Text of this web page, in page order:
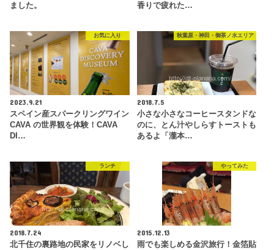
ました。
香りで疲れた…
お気に入り
2023.9.21
スペイン産スパークリングワイン
CAVA の世界観を体験！CAVA
DI…
秋葉原・神田・御茶ノ水エリア
2018.7.5
小さな小さなコーヒースタンドな
のに、とん汁やしらすトーストも
あるよ「瀧本…
ランチ
2018.7.24
北千住の裏路地の民家をリノベし
やってみた
2015.12.13
雨でも楽しめる金沢旅行！金箔貼